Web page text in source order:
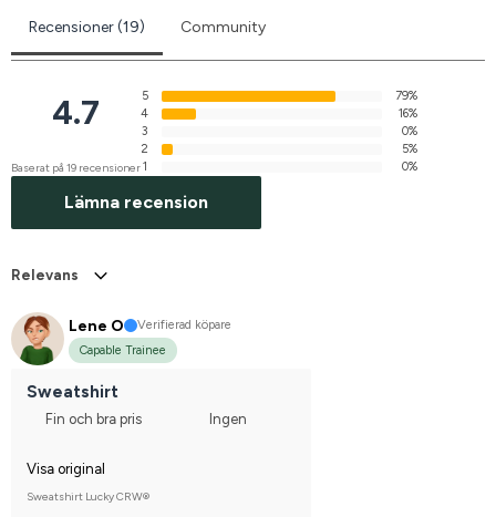
Recensioner (19) Community
4.7
Baserat på 19 recensioner
5
79%
4
16%
3
0%
2
5%
1
0%
Lämna recension
Relevans
Lene O
Verifierad köpare
Capable Trainee
Sweatshirt
Fin och bra pris Ingen
Visa original
Sweatshirt Lucky CRW®